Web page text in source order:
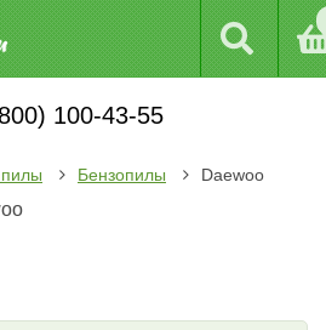
100-43-55
Бензопилы Daewoo